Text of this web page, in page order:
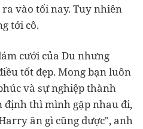
vào tối nay. Tuy nhiên
tới cô.
cưới của Du nhưng
tốt đẹp. Mong bạn luôn
và sự nghiệp thành
định thì mình gặp nhau đi,
ăn gì cũng được", anh